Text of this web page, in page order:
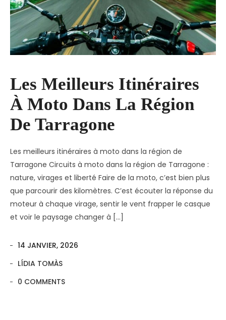
Les Meilleurs Itinéraires
À Moto Dans La Région
De Tarragone
Les meilleurs itinéraires à moto dans la région de
Tarragone Circuits à moto dans la région de Tarragone :
nature, virages et liberté Faire de la moto, c’est bien plus
que parcourir des kilomètres. C’est écouter la réponse du
moteur à chaque virage, sentir le vent frapper le casque
et voir le paysage changer à […]
14 JANVIER, 2026
LÍDIA TOMÀS
0 COMMENTS